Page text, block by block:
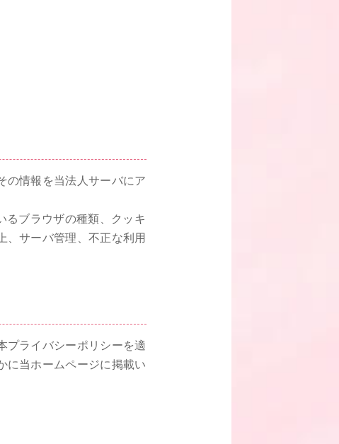
の情報を当法人サーバにア
るブラウザの種類、クッキ
、サーバ管理、不正な利用
プライバシーポリシーを適
に当ホームページに掲載い